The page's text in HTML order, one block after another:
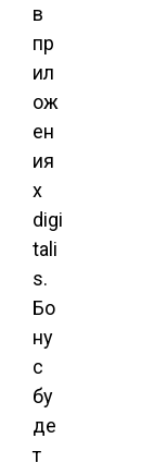
в
пр
ил
ож
ен
ия
х
digi
tali
s.
Бо
ну
с
бу
де
т